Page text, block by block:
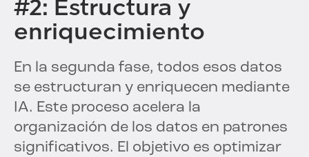
#2: Estructura y
enriquecimiento
En la segunda fase, todos esos datos
se estructuran y enriquecen mediante
IA. Este proceso acelera la
organización de los datos en patrones
significativos. El objetivo es optimizar